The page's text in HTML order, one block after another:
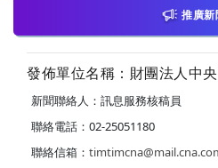
推廣新
發佈單位名稱：財團法人中
新聞聯絡人：訊息服務核稿員
聯絡電話：02-25051180
聯絡信箱：